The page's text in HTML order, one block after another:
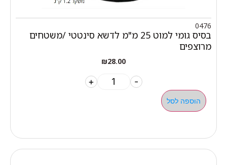
0476
בסיס גומי למוט 25 מ"מ לדשא סינטטי /משטחים
מרוצפים
₪28.00
-
+
הוספה לסל